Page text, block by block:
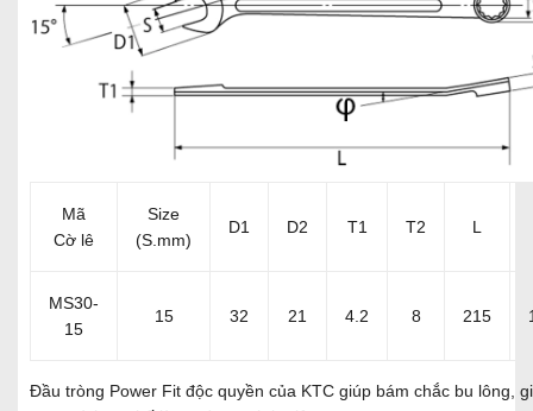
Mã
Cờ lê
Size
(S.mm)
D1 D2 T1 T2 L
MS30-
15
15 32 21 4.2 8 215
Đầu tròng Power Fit độc quyền của KTC giúp bám chắc bu lông,